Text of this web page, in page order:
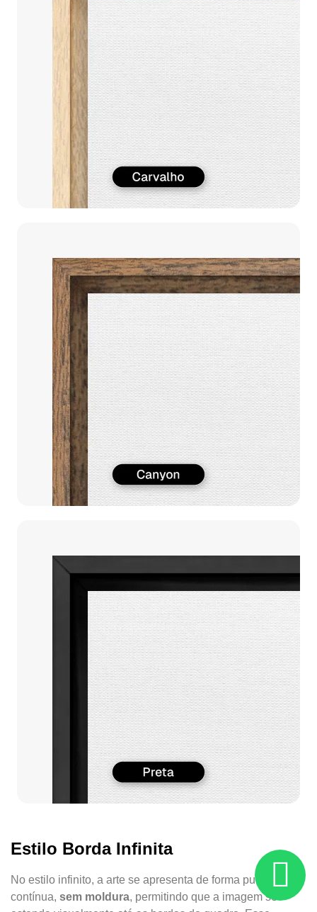
Estilo Borda Infinita
No estilo infinito, a arte se apresenta de forma pura e
contínua, sem moldura, permitindo que a imagem se